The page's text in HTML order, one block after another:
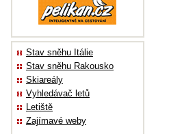
Stav sněhu Itálie
Stav sněhu Rakousko
Skiareály
Vyhledávač letů
Letiště
Zajímavé weby